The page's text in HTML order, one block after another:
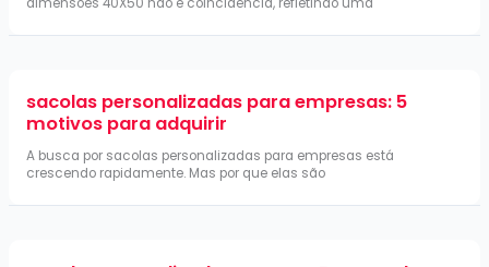
sacolas personalizadas para empresas: 5
motivos para adquirir
A busca por sacolas personalizadas para empresas está
crescendo rapidamente. Mas por que elas são